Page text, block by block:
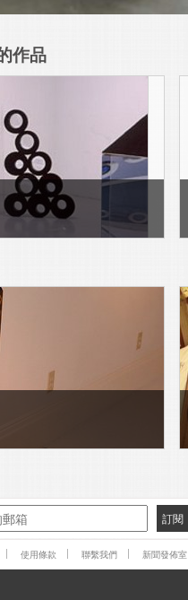
作品
訂閱
使用條款 聯繫我們 新聞發佈室